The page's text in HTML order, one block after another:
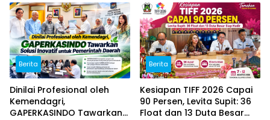
Digital Indonesia
dan Jajaki Sister City
Berita
Dinilai Profesional oleh
Kemendagri,
GAPERKASINDO Tawarkan
Berita
Kesiapan TIFF 2026 Capai
90 Persen, Levita Supit: 36
Float dan 13 Duta Besar